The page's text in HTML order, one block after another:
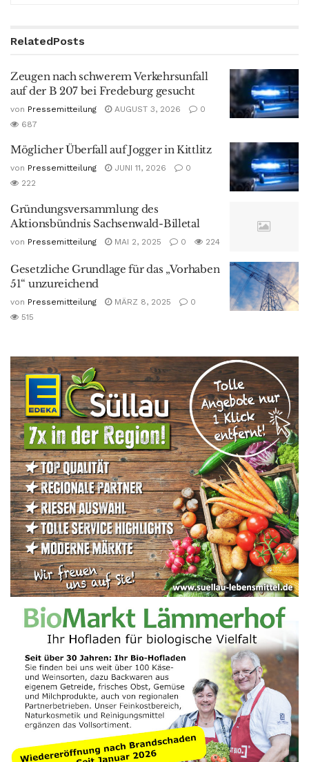
RelatedPosts
Zeugen nach schwerem Verkehrsunfall
auf der B 207 bei Fredeburg gesucht
von Pressemitteilung AUGUST 3, 2026
0
687
Möglicher Überfall auf Jogger in Kittlitz
von Pressemitteilung JUNI 11, 2026
0
222
Gründungsversammlung des
Aktionsbündnis Sachsenwald-Billetal
von Pressemitteilung MAI 2, 2025 0 224
Gesetzliche Grundlage für das „Vorhaben
51“ unzureichend
von Pressemitteilung MÄRZ 8, 2025
0
515